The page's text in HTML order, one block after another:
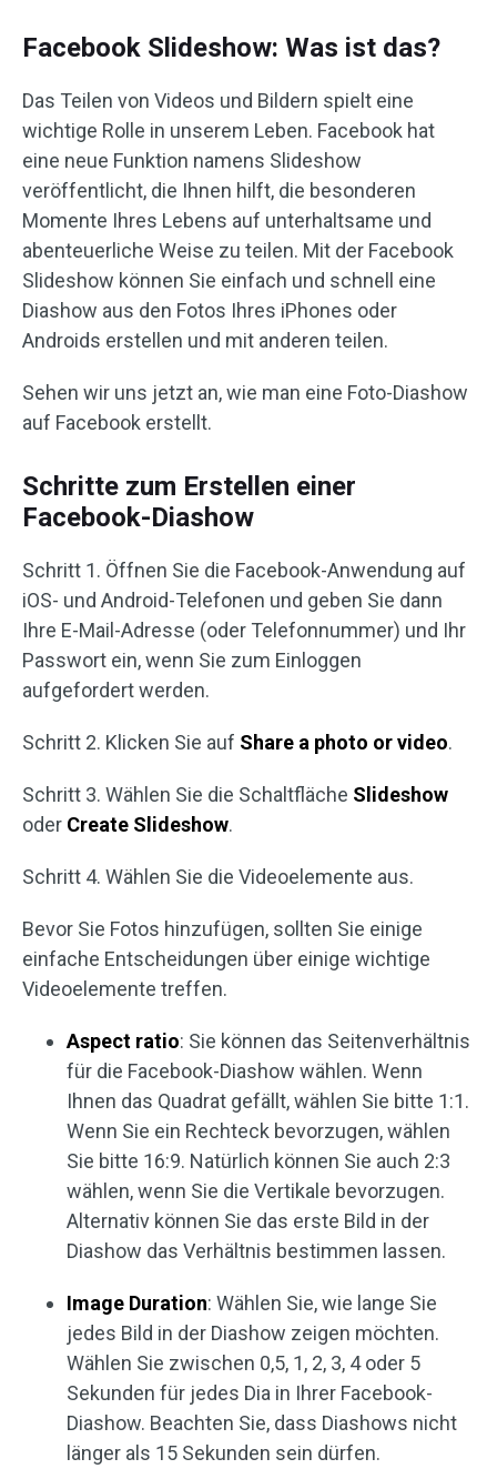
Facebook Slideshow: Was ist das?
Das Teilen von Videos und Bildern spielt eine
wichtige Rolle in unserem Leben. Facebook hat
eine neue Funktion namens Slideshow
veröffentlicht, die Ihnen hilft, die besonderen
Momente Ihres Lebens auf unterhaltsame und
abenteuerliche Weise zu teilen. Mit der Facebook
Slideshow können Sie einfach und schnell eine
Diashow aus den Fotos Ihres iPhones oder
Androids erstellen und mit anderen teilen.
Sehen wir uns jetzt an, wie man eine Foto-Diashow
auf Facebook erstellt.
Schritte zum Erstellen einer
Facebook-Diashow
Schritt 1. Öffnen Sie die Facebook-Anwendung auf
iOS- und Android-Telefonen und geben Sie dann
Ihre E-Mail-Adresse (oder Telefonnummer) und Ihr
Passwort ein, wenn Sie zum Einloggen
aufgefordert werden.
Schritt 2. Klicken Sie auf Share a photo or video.
Schritt 3. Wählen Sie die Schaltfläche Slideshow
oder Create Slideshow.
Schritt 4. Wählen Sie die Videoelemente aus.
Bevor Sie Fotos hinzufügen, sollten Sie einige
einfache Entscheidungen über einige wichtige
Videoelemente treffen.
Aspect ratio: Sie können das Seitenverhältnis
für die Facebook-Diashow wählen. Wenn
Ihnen das Quadrat gefällt, wählen Sie bitte 1:1.
Wenn Sie ein Rechteck bevorzugen, wählen
Sie bitte 16:9. Natürlich können Sie auch 2:3
wählen, wenn Sie die Vertikale bevorzugen.
Alternativ können Sie das erste Bild in der
Diashow das Verhältnis bestimmen lassen.
Image Duration: Wählen Sie, wie lange Sie
jedes Bild in der Diashow zeigen möchten.
Wählen Sie zwischen 0,5, 1, 2, 3, 4 oder 5
Sekunden für jedes Dia in Ihrer Facebook-
Diashow. Beachten Sie, dass Diashows nicht
länger als 15 Sekunden sein dürfen.